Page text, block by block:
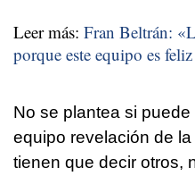
Leer más: Fran Beltrán:
porque este equipo es
No se plantea si
equipo revelación de
tienen que decir otros,